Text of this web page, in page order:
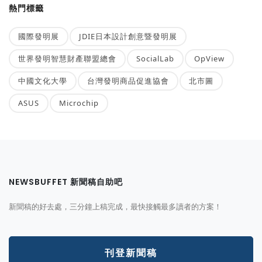
熱門標籤
國際發明展 JDIE日本設計創意暨發明展
世界發明智慧財產聯盟總會 SocialLab OpView
中國文化大學 台灣發明商品促進協會 北市圖
ASUS Microchip
NEWSBUFFET 新聞稿自助吧
新聞稿的好去處，三分鐘上稿完成，最快接觸最多讀者的方案！
刊登新聞稿